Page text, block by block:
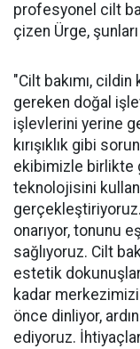
profesyonel cilt
çizen Ürge,
"Cilt bakımı,
gereken doğal
işlevlerini yerine
kırışıklık gibi
ekibimizle birlikte
teknolojisini
onarıyor, tonunu
sağlıyoruz. Cilt
estetik
kadar merkezimizi
önce dinliyor,
ediyoruz.